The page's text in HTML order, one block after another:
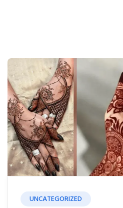
UNCATEGORIZED